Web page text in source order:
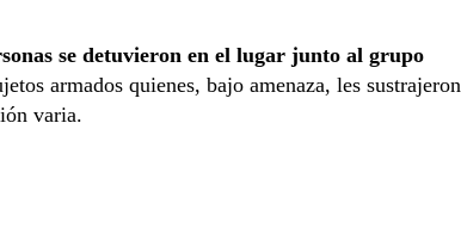
se detuvieron en el lugar junto al grupo
armados quienes, bajo amenaza, les sustrajeron
varia.